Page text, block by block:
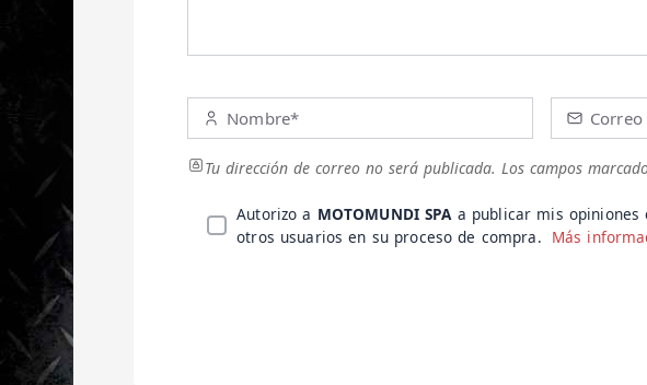
Nombre*
Tu dirección de correo no será publicada. Los campos
Autorizo a MOTOMUNDI SPA a publicar mis opiniones
otros usuarios en su proceso de compra. Más